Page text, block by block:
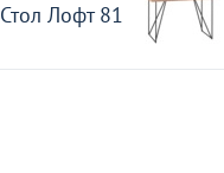
Стол Лофт 81